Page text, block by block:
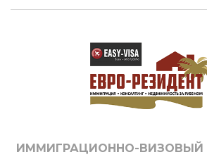
ИММИГРАЦИОННО-ВИЗОВЫЙ